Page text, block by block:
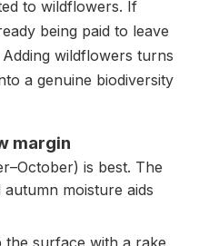
to wildflowers. If
being paid to leave
wildflowers turns
a genuine biodiversity
margin
is best. The
moisture aids
the surface with a rake